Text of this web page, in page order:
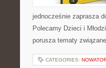
jednocześnie zaprasza
Polecamy Dzieci i
porusza tematy
CATEGORIES: